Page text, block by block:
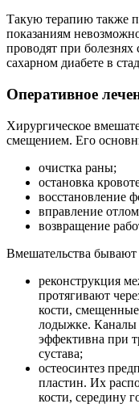
Такую терапию также
показаниям
проводят при
сахарном диабете в
Оперативное
Хирургическое
смещением. Его
очистка раны;
остановка
восстановление
вправление
возвращение
Вмешательства бывают
реконструкция
протягивают
кости,
лодыжке. Каналы
эффективна при
сустава;
остеосинтез
пластин. Их
кости, середину